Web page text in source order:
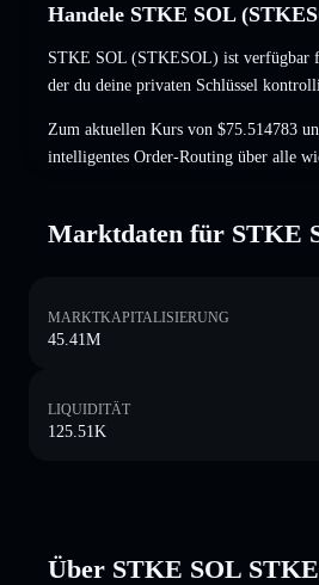
Handele STKE SOL
STKE SOL (STKESOL) ist verfügbar
der du deine privaten Schlüssel
Zum aktuellen Kurs von $75.514783
intelligentes Order-Routing über alle
Marktdaten für STKE
MARKTKAPITALISIERUNG
45.41M
LIQUIDITÄT
125.51K
Über STKE SOL